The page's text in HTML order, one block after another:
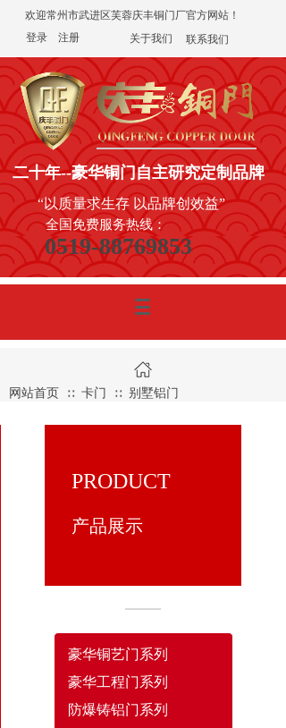
关于我们
登录 注册 联系我们
欢迎常州市武进区芙蓉庆丰铜门厂官方网站！
“以质量求生存 以品牌创效益”
0519-88769853
全国免费服务热线：
二十年--豪华铜门自主研究定制品牌
网站首页 ∷ 卡门 ∷ 别墅铝门
产品展示
PRODUCT
豪华铜艺门系列
豪华工程门系列
防爆铸铝门系列